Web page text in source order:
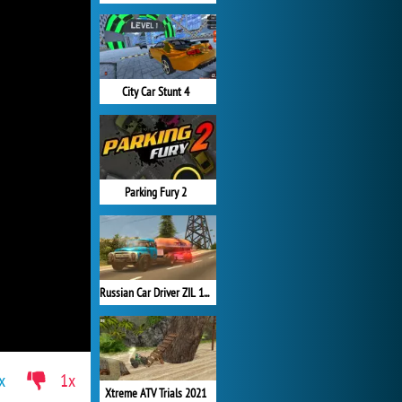
City Car Stunt 4
Parking Fury 2
Russian Car Driver ZIL 130
Xtreme ATV Trials 2021
1x